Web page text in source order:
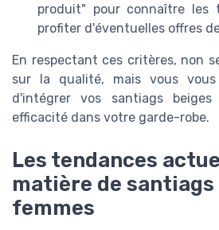
produit" pour connaître les
profiter d'éventuelles offres
En respectant ces critères, non
sur la qualité, mais vous vous
d'intégrer vos santiags
efficacité dans votre garde-robe.
Les tendances
matière de santiags
femmes